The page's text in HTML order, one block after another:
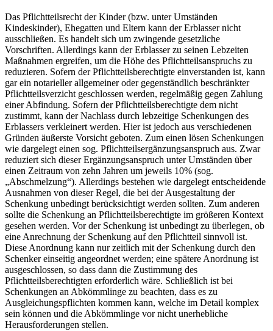
Das Pflichtteilsrecht der Kinder (bzw. unter Umständen
Kindeskinder), Ehegatten und Eltern kann der Erblasser nicht
ausschließen. Es handelt sich um zwingende gesetzliche
Vorschriften. Allerdings kann der Erblasser zu seinen Lebzeiten
Maßnahmen ergreifen, um die Höhe des Pflichtteilsanspruchs zu
reduzieren. Sofern der Pflichtteilsberechtigte einverstanden ist, kann
gar ein notarieller allgemeiner oder gegenständlich beschränkter
Pflichtteilsverzicht geschlossen werden, regelmäßig gegen Zahlung
einer Abfindung. Sofern der Pflichtteilsberechtigte dem nicht
zustimmt, kann der Nachlass durch lebzeitige Schenkungen des
Erblassers verkleinert werden. Hier ist jedoch aus verschiedenen
Gründen äußerste Vorsicht geboten. Zum einen lösen Schenkungen
wie dargelegt einen sog. Pflichtteilsergänzungsanspruch aus. Zwar
reduziert sich dieser Ergänzungsanspruch unter Umständen über
einen Zeitraum von zehn Jahren um jeweils 10% (sog.
„Abschmelzung“). Allerdings bestehen wie dargelegt entscheidende
Ausnahmen von dieser Regel, die bei der Ausgestaltung der
Schenkung unbedingt berücksichtigt werden sollten. Zum anderen
sollte die Schenkung an Pflichtteilsberechtigte im größeren Kontext
gesehen werden. Vor der Schenkung ist unbedingt zu überlegen, ob
eine Anrechnung der Schenkung auf den Pflichtteil sinnvoll ist.
Diese Anordnung kann nur zeitlich mit der Schenkung durch den
Schenker einseitig angeordnet werden; eine spätere Anordnung ist
ausgeschlossen, so dass dann die Zustimmung des
Pflichtteilsberechtigten erforderlich wäre. Schließlich ist bei
Schenkungen an Abkömmlinge zu beachten, dass es zu
Ausgleichungspflichten kommen kann, welche im Detail komplex
sein können und die Abkömmlinge vor nicht unerhebliche
Herausforderungen stellen.